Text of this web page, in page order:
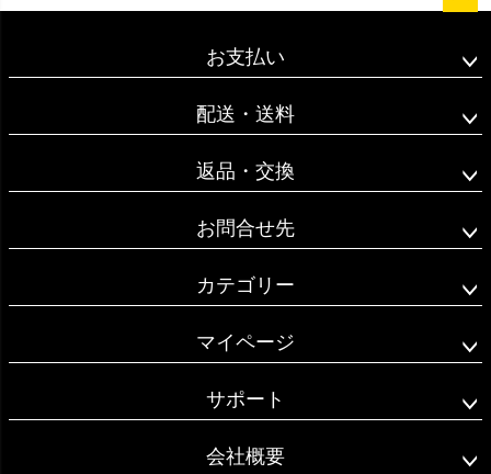
ップ
お支払い
配送・送料
返品・交換
お問合せ先
カテゴリー
マイページ
サポート
会社概要